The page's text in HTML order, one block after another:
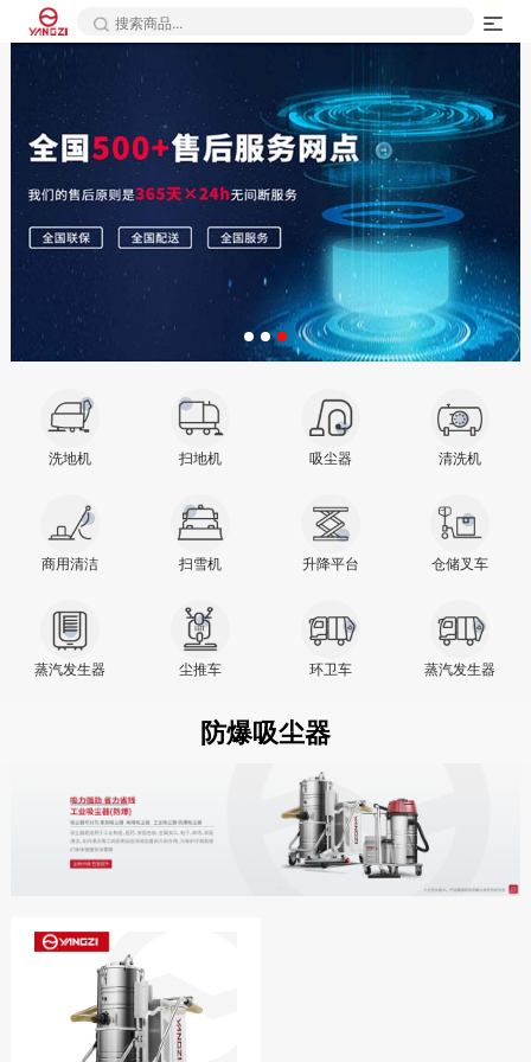
洗地机 扫地机 吸尘器 清洗机
商用清洁 扫雪机 升降平台 仓储叉车
蒸汽发生器 尘推车 环卫车 蒸汽发生器
防爆吸尘器